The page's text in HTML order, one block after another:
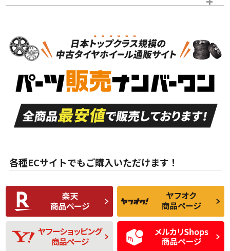
S
品）
S
新車外し品（新古
付き
A
走行距離も少なく、
目立つ傷もほとんど
ない中古品
A
走行距離も少なく、
非常に状態の良い中
古品
な中古品
んどない中古品
C
比較的きれいな中古
品
C
られるが、使用に問
題のない中古品
D
使用感や目立つ傷が
あり、一般的な中古
品
D
残り溝も少なく、偏
磨耗がみられ、短期
間使用できるくらい
の中古品
タイヤホイールセット
各種ECサイトでもご購入いただけます！